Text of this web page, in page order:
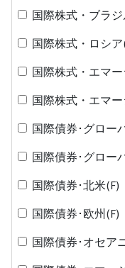
国際株式・ブラジ
国際株式・ロシア
国際株式・エマ
国際株式・エマ
国際債券･グロー
国際債券･グロー
国際債券･北米(F)
国際債券･欧州(F)
国際債券･オセア